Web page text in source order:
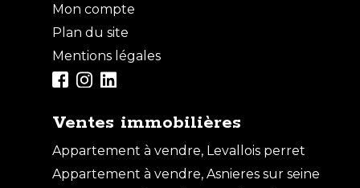
Mon compte
Plan du site
Mentions légales
Ventes immobilières
Appartement à vendre, Levallois perret
Appartement à vendre, Asnieres sur seine